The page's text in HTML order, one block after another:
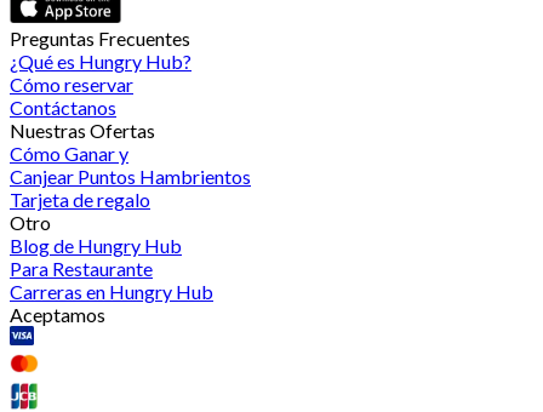
Preguntas Frecuentes
¿Qué es Hungry Hub?
Cómo reservar
Contáctanos
Nuestras Ofertas
Cómo Ganar y
Canjear Puntos Hambrientos
Tarjeta de regalo
Otro
Blog de Hungry Hub
Para Restaurante
Carreras en Hungry Hub
Aceptamos